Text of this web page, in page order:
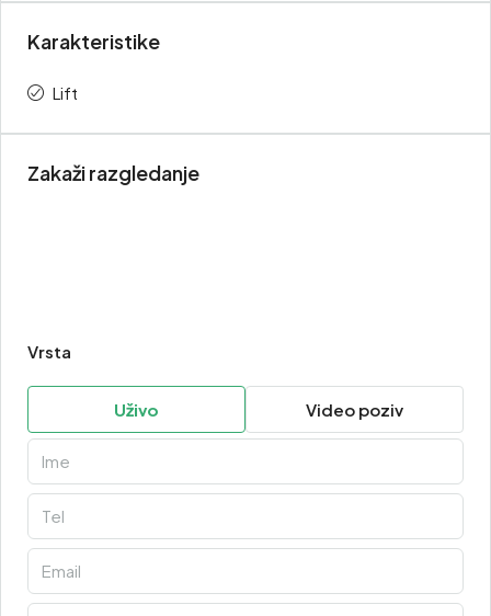
Karakteristike
Lift
Zakaži razgledanje
Vrsta
Uživo Video poziv